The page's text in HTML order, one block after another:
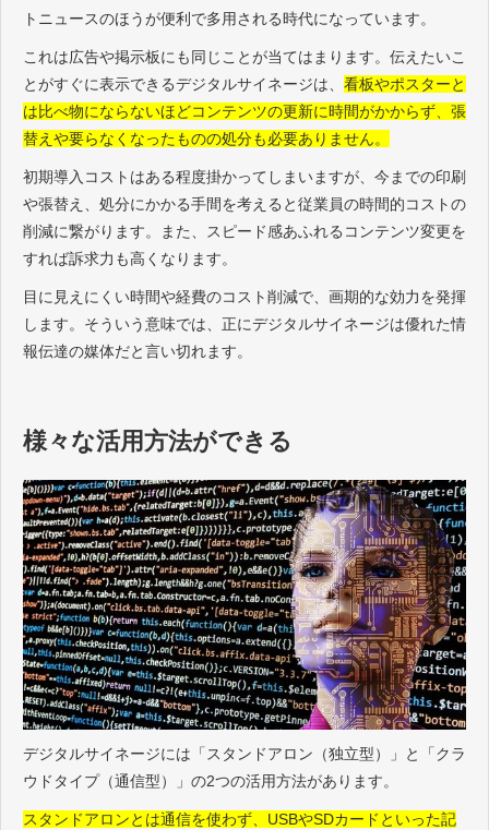
トニュースのほうが便利で多用される時代になっています。
これは広告や掲示板にも同じことが当てはまります。伝えたいこ
とがすぐに表示できるデジタルサイネージは、 看板やポスターと
は比べ物にならないほどコンテンツの更新に時間がかからず、張
替えや要らなくなったものの処分も必要ありません。
初期導入コストはある程度掛かってしまいますが、今までの印刷
や張替え、処分にかかる手間を考えると従業員の時間的コストの
削減に繋がります。また、スピード感あふれるコンテンツ変更を
すれば訴求力も高くなります。
目に見えにくい時間や経費のコスト削減で、画期的な効力を発揮
します。そういう意味では、正にデジタルサイネージは優れた情
報伝達の媒体だと言い切れます。
様々な活用方法ができる
デジタルサイネージには「スタンドアロン（独立型）」と「クラ
ウドタイプ（通信型）」の2つの活用方法があります。
スタンドアロンとは通信を使わず、USBやSDカードといった記